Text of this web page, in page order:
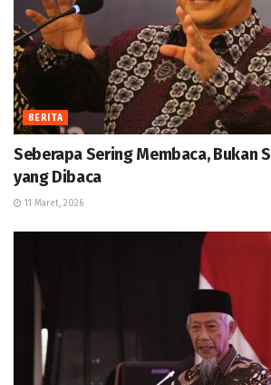
BERITA
Seberapa Sering Membaca, Bukan
yang Dibaca
11 Maret, 2026